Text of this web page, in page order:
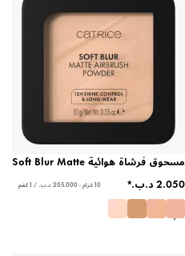
مسحوق فرشاة هوائية Soft Blur Matte
10 غرام - ‏205.000 د.ب.‏ / 1 كغم